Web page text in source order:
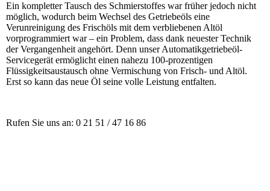
Ein kompletter Tausch des Schmierstoffes war früher jedoch nicht
möglich, wodurch beim Wechsel des Getriebeöls eine
Verunreinigung des Frischöls mit dem verbliebenen Altöl
vorprogrammiert war – ein Problem, dass dank neuester Technik
der Vergangenheit angehört. Denn unser Automatikgetriebeöl-
Servicegerät ermöglicht einen nahezu 100-prozentigen
Flüssigkeitsaustausch ohne Vermischung von Frisch- und Altöl.
Erst so kann das neue Öl seine volle Leistung entfalten.
Rufen Sie uns an: 0 21 51 / 47 16 86